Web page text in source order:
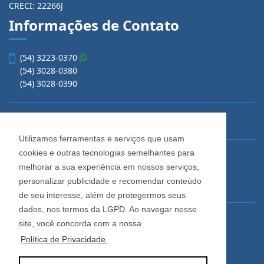
Utilizamos ferramentas e serviços que usam
cookies e outras tecnologias semelhantes para
melhorar a sua experiência em nossos serviços,
personalizar publicidade e recomendar conteúdo
de seu interesse, além de protegermos seus
dados, nos termos da LGPD. Ao navegar nesse
site, você concorda com a nossa
Política de Privacidade.
CRECI: 22266J
Informações de Contato
(54) 3223-0370
(54) 3028-0380
(54) 3028-0390
Imobiliária Cadore
Rua Os Dezoito do Forte, 1622, Centro
Caxias do Sul - Rio Grande do Sul
Horário de Atendimento
De segunda a sexta-feira
Das 08:30 às 12:00 e das 13:30 às 18:00